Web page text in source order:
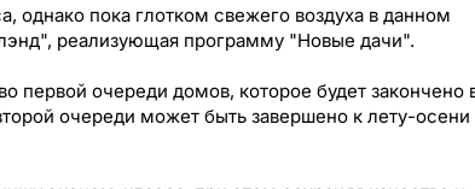
однако пока глотком свежего воздуха в данном
реализующая программу "Новые дачи".
первой очереди домов, которое будет закончено
очереди может быть завершено к лету-осени